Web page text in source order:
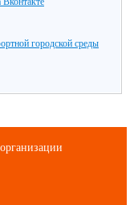
городской среды